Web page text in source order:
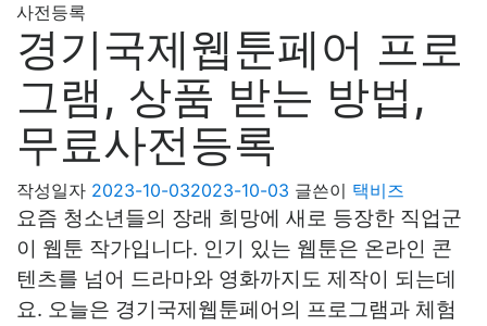
사전등록
경기국제웹툰페어 프로
그램, 상품 받는 방법,
무료사전등록
작성일자 2023-10-032023-10-03 글쓴이 택비즈
요즘 청소년들의 장래 희망에 새로 등장한 직업군
이 웹툰 작가입니다. 인기 있는 웹툰은 온라인 콘
텐츠를 넘어 드라마와 영화까지도 제작이 되는데
요. 오늘은 경기국제웹툰페어의 프로그램과 체험